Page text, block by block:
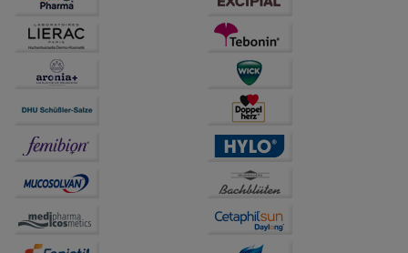
unserer Website sammeln, mit deren Hilfe wir unsere
Website weiter für Sie optimieren können, den Inhalt
auf unserer Website aber auch die Werbung auf
Drittseiten möglichst relevant für Sie zu gestalten.
Bitte beachten Sie, dass Daten hierfür teilweise an
Dritte wie z.B. Google oder soziale Medien
übertragen werden.